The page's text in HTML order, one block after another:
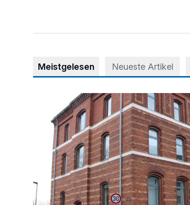
Meistgelesen Neueste Artikel
Abstimmung für Heimatpreis noch möglich